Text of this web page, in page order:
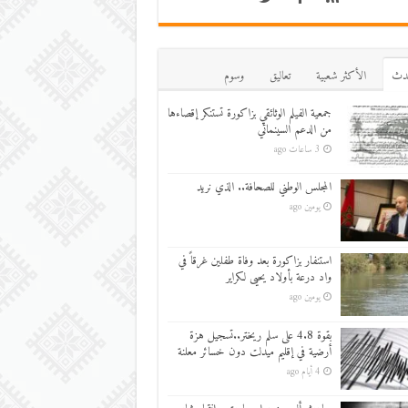
اﻷكثر شعبية تعاليق
وسوم
جمعية الفيلم الوثائقي بزاكورة تستنكر إقصاءها
من الدعم السينمائي
3 ساعات ago
المجلس الوطني للصحافة.. الذي نريد
يومين ago
استنفار بزاكورة بعد وفاة طفلين غرقاً في
واد درعة بأولاد يحيى لكراير
يومين ago
بقوة 4.8 على سلم ريختر..تسجيل هزة
أرضية في إقليم ميدلت دون خسائر معلنة
4 أيام ago